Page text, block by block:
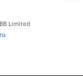
Limited